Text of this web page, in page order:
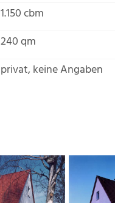
1.150 cbm
240 qm
privat, keine Angaben